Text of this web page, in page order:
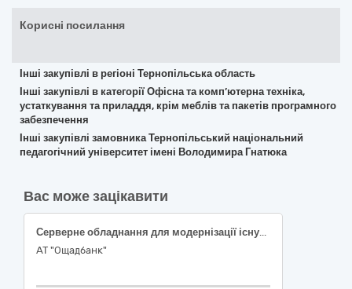
Корисні посилання
Інші закупівлі в регіоні Тернопільська область
Інші закупівлі в категорії Офісна та комп’ютерна техніка,
устаткування та приладдя, крім меблів та пакетів програмного
забезпечення
Інші закупівлі замовника Тернопільський національний
педагогічний університет імені Володимира Гнатюка
Вас може зацікавити
Серверне обладнання для модернізації існуючого апаратно-програмного комплексу «Система резервного копіювання та відновлення даних в АТ «Ощадбанк»
АТ "Ощадбанк"